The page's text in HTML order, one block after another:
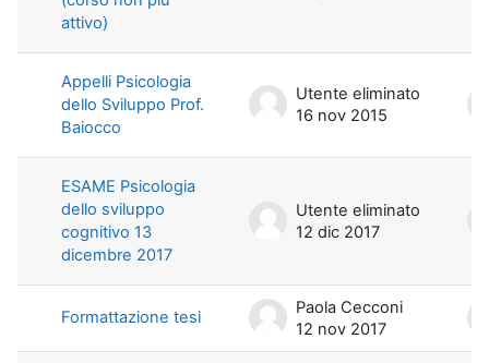
attivo)
Appelli Psicologia
dello Sviluppo Prof.
Baiocco
Utente eliminato
16 nov 2015
ESAME Psicologia
dello sviluppo
cognitivo 13
dicembre 2017
Utente eliminato
12 dic 2017
Formattazione tesi
Paola Cecconi
12 nov 2017